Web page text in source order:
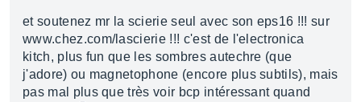
et soutenez mr la scierie seul avec son eps16 !!! sur
www.chez.com/lascierie !!! c'est de l'electronica
kitch, plus fun que les sombres autechre (que
j'adore) ou magnetophone (encore plus subtils), mais
pas mal plus que très voir bcp intéressant quand